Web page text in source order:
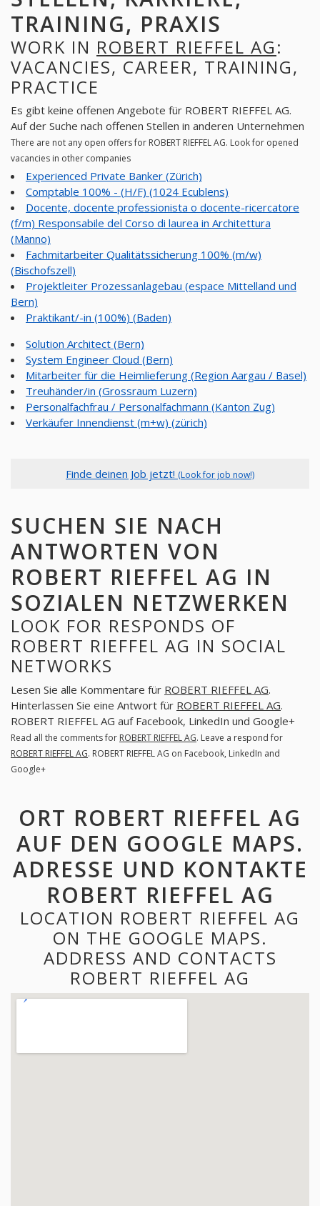
TRAINING, PRAXIS
WORK IN ROBERT RIEFFEL AG:
VACANCIES, CAREER, TRAINING,
PRACTICE
Es gibt keine offenen Angebote für ROBERT RIEFFEL AG.
Auf der Suche nach offenen Stellen in anderen Unternehmen
There are not any open offers for ROBERT RIEFFEL AG. Look for opened
vacancies in other companies
Experienced Private Banker (Zürich)
Comptable 100% - (H/F) (1024 Ecublens)
Docente, docente professionista o docente-ricercatore
(f/m) Responsabile del Corso di laurea in Architettura
(Manno)
Fachmitarbeiter Qualitätssicherung 100% (m/w)
(Bischofszell)
Projektleiter Prozessanlagebau (espace Mittelland und
Bern)
Praktikant/-in (100%) (Baden)
Solution Architect (Bern)
System Engineer Cloud (Bern)
Mitarbeiter für die Heimlieferung (Region Aargau / Basel)
Treuhänder/in (Grossraum Luzern)
Personalfachfrau / Personalfachmann (Kanton Zug)
Verkäufer Innendienst (m+w) (zürich)
Finde deinen Job jetzt! (Look for job now!)
SUCHEN SIE NACH
ANTWORTEN VON
ROBERT RIEFFEL AG IN
SOZIALEN NETZWERKEN
LOOK FOR RESPONDS OF
ROBERT RIEFFEL AG IN SOCIAL
NETWORKS
Lesen Sie alle Kommentare für ROBERT RIEFFEL AG.
Hinterlassen Sie eine Antwort für ROBERT RIEFFEL AG.
ROBERT RIEFFEL AG auf Facebook, LinkedIn und Google+
Read all the comments for ROBERT RIEFFEL AG. Leave a respond for
ROBERT RIEFFEL AG. ROBERT RIEFFEL AG on Facebook, LinkedIn and
Google+
ORT ROBERT RIEFFEL AG
AUF DEN GOOGLE MAPS.
ADRESSE UND KONTAKTE
ROBERT RIEFFEL AG
LOCATION ROBERT RIEFFEL AG
ON THE GOOGLE MAPS.
ADDRESS AND CONTACTS
ROBERT RIEFFEL AG